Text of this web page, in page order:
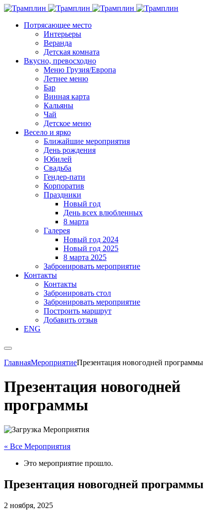
Потрясающее место
Интерьеры
Веранда
Детская комната
Вкусно, превосходно
Меню Грузия/Европа
Летнее меню
Бар
Винная карта
Кальяны
Чай
Детское меню
Весело и ярко
Ближайшие мероприятия
День рождения
Юбилей
Свадьба
Гендер-пати
Корпоратив
Праздники
Новый год
День всех влюбленных
8 марта
Галерея
Новый год 2024
Новый год 2025
8 марта 2025
Забронировать мероприятие
Контакты
Контакты
Забронировать стол
Забронировать мероприятие
Построить маршрут
Добавить отзыв
ENG
ГлавнаяМероприятиеПрезентация новогодней программы
Презентация новогодней
программы
« Все Мероприятия
Это мероприятие прошло.
Презентация новогодней программы
2 ноября, 2025